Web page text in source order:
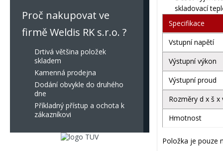
Proč nakupovat ve
firmě Weldis RK s.r.o. ?
Drtivá většina položek
skladem
Kamenná prodejna
Dodání obvykle do druhého
dne
Příkladný přístup a ochota k
zákazníkovi
skladovací
Specifikace
Vstupní napětí
Výstupní výkon
Výstupní proud
Rozměry d x š x
Hmotnost
Položka je pouze